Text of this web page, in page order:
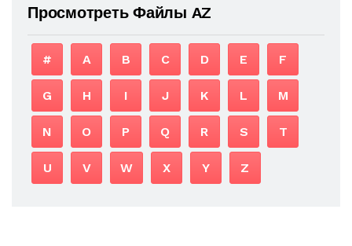
Просмотреть Файлы AZ
# A B C D E F
G H I J K L M
N O P Q R S T
U V W X Y Z